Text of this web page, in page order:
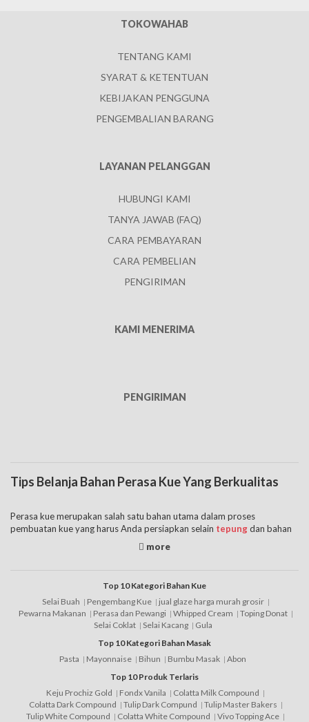
TOKOWAHAB
TENTANG KAMI
SYARAT & KETENTUAN
KEBIJAKAN PENGGUNA
PENGEMBALIAN BARANG
LAYANAN PELANGGAN
HUBUNGI KAMI
TANYA JAWAB (FAQ)
CARA PEMBAYARAN
CARA PEMBELIAN
PENGIRIMAN
KAMI MENERIMA
PENGIRIMAN
Tips Belanja Bahan Perasa Kue Yang Berkualitas
Perasa kue merupakan salah satu bahan utama dalam proses
pembuatan kue yang harus Anda persiapkan selain tepungdan bahan
yang lain. Ada banyak sekali daftar bahan-bahan utama yang digunakan
untuk membuat kue. Apalagi jika Anda memang sudah punya rencana
Sebagai contohnya adalah ketika Anda ingin tahu daftar harga perasa
kue, sangat mudah sekali karena bisa Anda lihat secara online. Untuk
akan berbeda. untuk itu, berikut ini adalah tips untuk belanja bahan kue
jenis perasa untuk kue yang bisa disimak agar nantinya Anda bisa
memilihnya dengan benar, yaitu:
• Pastikan Anda pilih daftar harga perasa kue yang halal jika Anda
Muslim.
Top 10 Kategori Bahan Kue
Selai Buah
Pengembang Kue
jual glaze harga murah grosir
Pewarna Makanan
Perasa dan Pewangi Whipped Cream
Toping Donat
Selai Coklat
Selai Kacang
Gula
Top 10 Kategori Bahan Masak
Pasta
Mayonnaise Bihun Bumbu Masak
Abon
Top 10 Produk Terlaris
Keju Prochiz Gold
Fondx Vanila
Colatta Milk Compound
Colatta Dark Compound
Tulip Dark Compund
Tulip Master Bakers
Tulip White Compound
Colatta White Compound Vivo Topping Ace